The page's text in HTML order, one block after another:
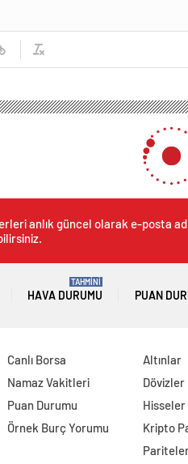
anlık güncel olarak e-posta
HAVA DURUMU
TAHMİNİ
PUAN
Canlı Borsa
Namaz Vakitleri
Puan Durumu
Örnek Burç Yorumu
Altınlar
Dövizler
Hisseler
Kripto